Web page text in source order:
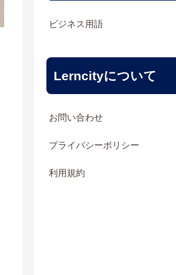
ビジネス用語
Lerncityについて
お問い合わせ
プライバシーポリシー
利用規約